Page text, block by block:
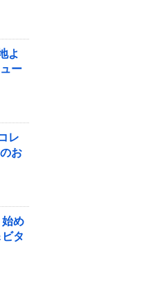
よ
ー
レ
お
め
タ